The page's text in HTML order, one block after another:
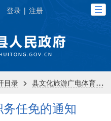
登录 | 注册
目录 > 县文化旅游广电体育局
任免的通知